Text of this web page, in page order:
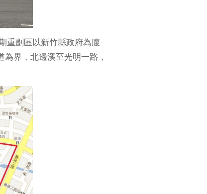
重劃區以新竹縣政府為腹
界，北邊溪至光明一路，